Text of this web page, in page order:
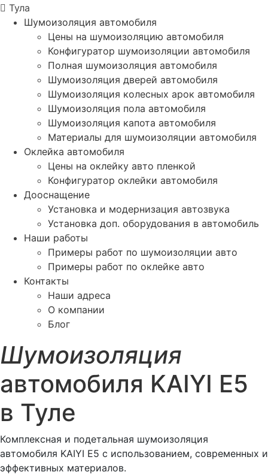
Тула
Шумоизоляция автомобиля
Цены на шумоизоляцию автомобиля
Конфигуратор шумоизоляции автомобиля
Полная шумоизоляция автомобиля
Шумоизоляция дверей автомобиля
Шумоизоляция колесных арок автомобиля
Шумоизоляция пола автомобиля
Шумоизоляция капота автомобиля
Материалы для шумоизоляции автомобиля
Оклейка автомобиля
Цены на оклейку авто пленкой
Конфигуратор оклейки автомобиля
Дооснащение
Установка и модернизация автозвука
Установка доп. оборудования в автомобиль
Наши работы
Примеры работ по шумоизоляции авто
Примеры работ по оклейке авто
Контакты
Наши адреса
О компании
Блог
Шумоизоляция
автомобиля KAIYI E5
в Туле
Комплексная и подетальная шумоизоляция
автомобиля KAIYI E5 с использованием, современных и
эффективных материалов.